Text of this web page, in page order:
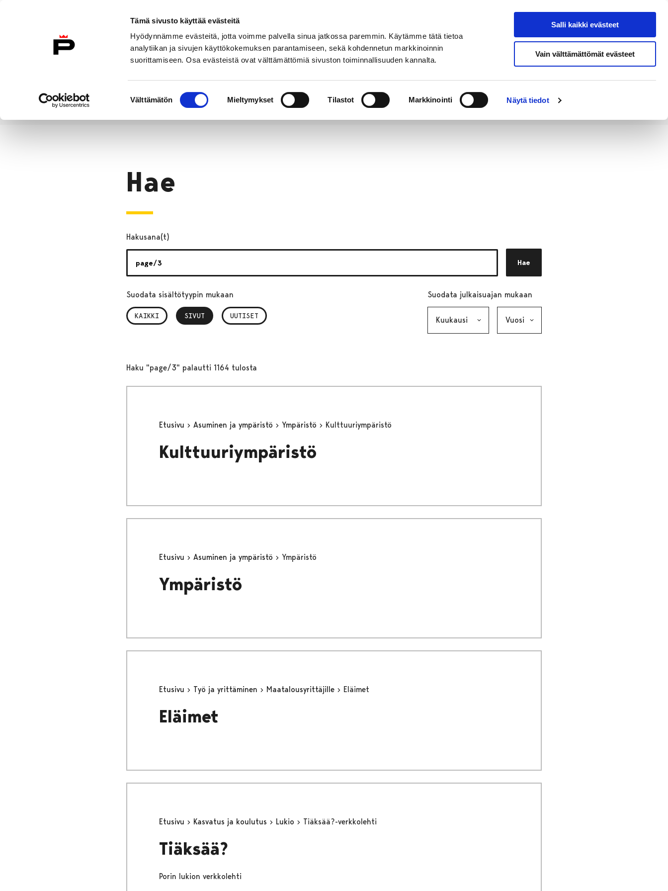
Tämä sivusto käyttää evästeitä
Hyödynnämme evästeitä, jotta voimme palvella sinua jatkossa paremmin. Käytämme tätä tietoa
analytiikan ja sivujen käyttökokemuksen parantamiseen, sekä kohdennetun markkinoinnin
suorittamiseen. Osa evästeistä ovat välttämättömiä sivuston toiminnallisuuden kannalta.
valinta
Välttämätön Mieltymykset Tilastot Markkinointi Näytä tiedot
Salli kaikki evästeet
Vain välttämättömät evästeet
Etusivulle
Hae sivustolta
Etusivu
Hae
Hakusana(t)
Hae
Suodata sisältötyypin mukaan
KAIKKI SIVUT
, VALITTU UUTISET
Suodata julkaisuajan mukaan
Haku "page/3" palautti 1164 tulosta
Etusivu Asuminen ja ympäristö Ympäristö Kulttuuriympäristö
Kulttuuriympäristö
Etusivu Asuminen ja ympäristö Ympäristö
Ympäristö
Etusivu Työ ja yrittäminen Maatalousyrittäjille Eläimet
Eläimet
Etusivu Kasvatus ja koulutus Lukio Tiäksää?-verkkolehti
Tiäksää?
Porin lukion verkkolehti